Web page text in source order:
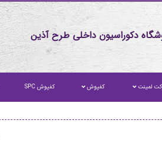
دکوراسیون داخلی طرح آذین
لمینت کفپوش کفپوش SPC